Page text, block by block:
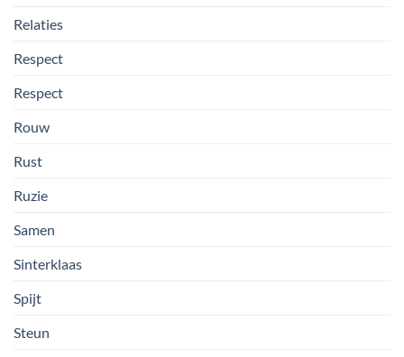
Relaties
Respect
Respect
Rouw
Rust
Ruzie
Samen
Sinterklaas
Spijt
Steun